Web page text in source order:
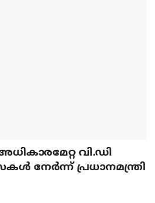
വി.ഡി
നേര്‍ന്ന് പ്രധാനമന്ത്രി